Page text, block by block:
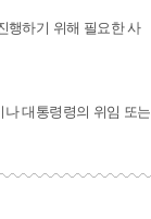
행하기 위해 필요한 사
대통령령의 위임 또는